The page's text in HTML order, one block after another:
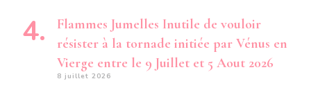
Flammes Jumelles Inutile de vouloir
résister à la tornade initiée par Vénus en
Vierge entre le 9 Juillet et 5 Aout 2026
8 juillet 2026